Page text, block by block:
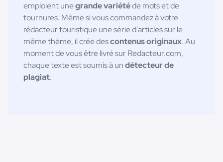
emploient unegrande variétéde mots et de
tournures. Même si vous commandez à votre
rédacteur touristique une série d'articles sur le
même thème, il crée descontenus originaux. Au
moment de vous être livré sur Redacteur.com,
chaque texte est soumis à undétecteur de
plagiat.